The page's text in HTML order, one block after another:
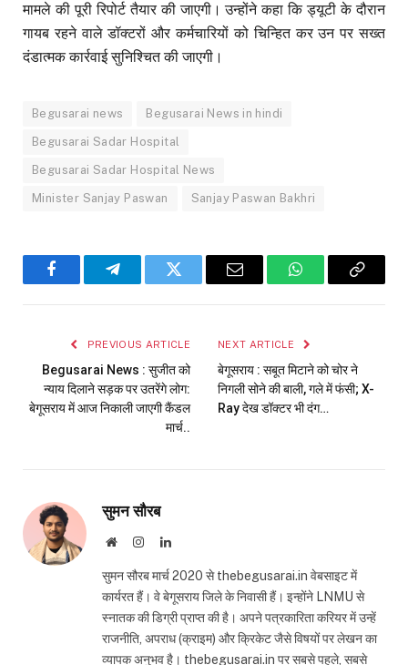
मामले की पूरी रिपोर्ट तैयार की जाएगी। उन्होंने कहा कि ड्यूटी के दौरान
गायब रहने वाले डॉक्टरों और कर्मचारियों को चिन्हित कर उन पर सख्त
दंडात्मक कार्रवाई सुनिश्चित की जाएगी।
Begusarai news Begusarai News in hindi
Begusarai Sadar Hospital
Begusarai Sadar Hospital News
Minister Sanjay Paswan Sanjay Paswan Bakhri
FacebookTelegramTwitter Email WhatsAppCopy
PREVIOUS ARTICLE
Begusarai News : सुजीत को
न्याय दिलाने सड़क पर उतरेंगे लोग:
बेगूसराय में आज निकाली जाएगी कैंडल
मार्च..
NEXT ARTICLE
बेगूसराय : सबूत मिटाने को चोर ने
निगली सोने की बाली, गले में फंसी; X-
Ray देख डॉक्टर भी दंग…
सुमन सौरब
WebsiteInstagramLinkedIn
सुमन सौरब मार्च 2020 से thebegusarai.in वेबसाइट में
कार्यरत हैं। वे बेगूसराय जिले के निवासी हैं। इन्होंने LNMU से
स्नातक की डिग्री प्राप्त की है। अपने पत्रकारिता करियर में उन्हें
राजनीति, अपराध (क्राइम) और क्रिकेट जैसे विषयों पर लेखन का
व्यापक अनुभव है। thebegusarai.in पर सबसे पहले, सबसे